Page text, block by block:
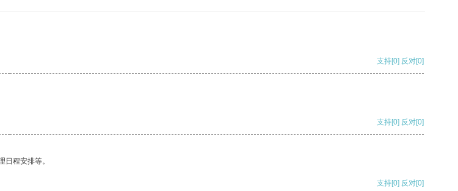
支持[0] 反对[0]
支持[0] 反对[0]
程安排等。
支持[0] 反对[0]